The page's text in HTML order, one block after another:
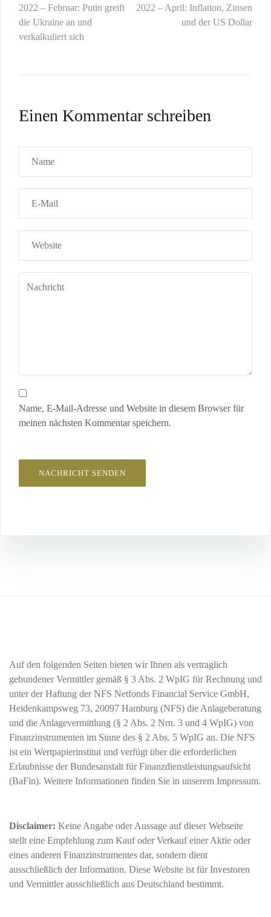
Beitragsnavigation
2022 – Februar: Putin greift
die Ukraine an und
verkalkuliert sich
2022 – April: Inflation, Zinsen
und der US Dollar
Einen Kommentar schreiben
Name, E-Mail-Adresse und Website in diesem Browser für
meinen nächsten Kommentar speichern.
Auf den folgenden Seiten bieten wir Ihnen als vertraglich
gebundener Vermittler gemäß § 3 Abs. 2 WpIG für Rechnung und
unter der Haftung der NFS Netfonds Financial Service GmbH,
Heidenkampsweg 73, 20097 Hamburg (NFS) die Anlageberatung
und die Anlagevermittlung (§ 2 Abs. 2 Nrn. 3 und 4 WpIG) von
Finanzinstrumenten im Sinne des § 2 Abs. 5 WpIG an. Die NFS
ist ein Wertpapierinstitut und verfügt über die erforderlichen
Erlaubnisse der Bundesanstalt für Finanzdienstleistungsaufsicht
(BaFin). Weitere Informationen finden Sie in unserem Impressum.
Disclaimer: Keine Angabe oder Aussage auf dieser Webseite
stellt eine Empfehlung zum Kauf oder Verkauf einer Aktie oder
eines anderen Finanzinstrumentes dar, sondern dient
ausschließlich der Information. Diese Website ist für Investoren
und Vermittler ausschließlich aus Deutschland bestimmt.